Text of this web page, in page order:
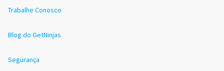
Trabalhe Conosco
Blog do GetNinjas
Segurança